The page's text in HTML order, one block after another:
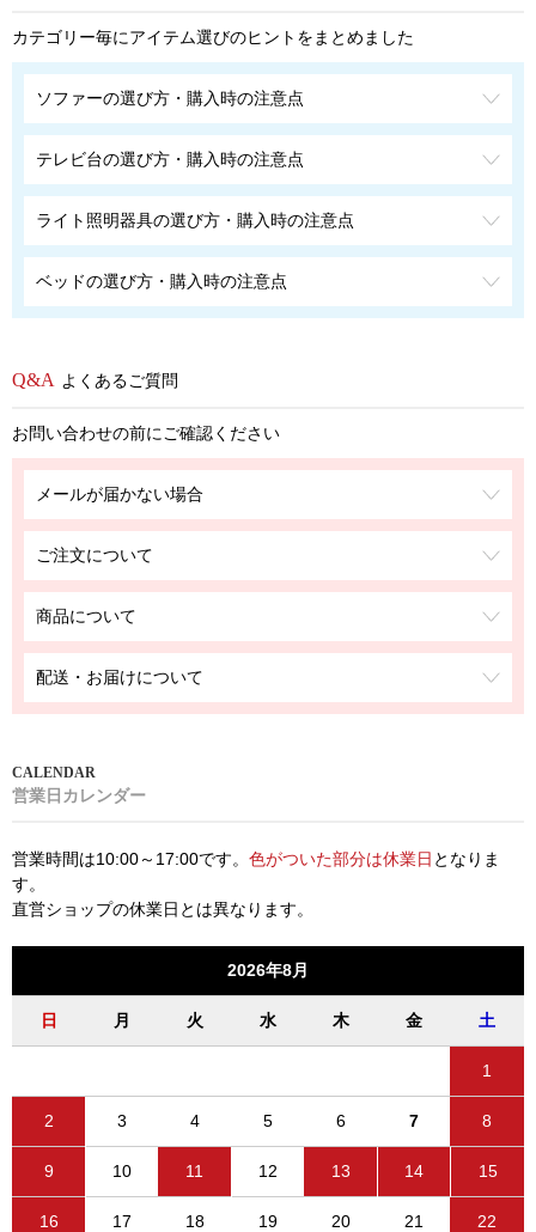
カテゴリー毎にアイテム選びのヒントをまとめました
ソファーの選び方・購入時の注意点
テレビ台の選び方・購入時の注意点
ライト照明器具の選び方・購入時の注意点
ベッドの選び方・購入時の注意点
よくあるご質問
お問い合わせの前にご確認ください
メールが届かない場合
ご注文について
商品について
配送・お届けについて
営業日カレンダー
営業時間は10:00～17:00です。 色がついた部分は休業日 となりま
す。
直営ショップの休業日とは異なります。
2026年8月
日 月 火 水 木 金 土
1
2 3 4 5 6 7 8
9 10 11 12 13 14 15
16 17 18 19 20 21 22